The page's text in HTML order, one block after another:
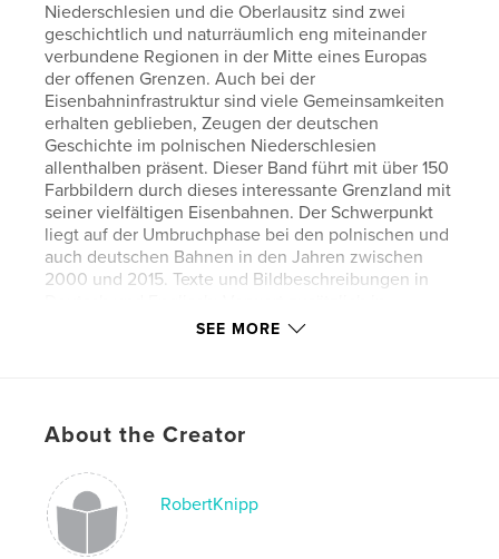
Niederschlesien und die Oberlausitz sind zwei
geschichtlich und naturräumlich eng miteinander
verbundene Regionen in der Mitte eines Europas
der offenen Grenzen. Auch bei der
Eisenbahninfrastruktur sind viele Gemeinsamkeiten
erhalten geblieben, Zeugen der deutschen
Geschichte im polnischen Niederschlesien
allenthalben präsent. Dieser Band führt mit über 150
Farbbildern durch dieses interessante Grenzland mit
seiner vielfältigen Eisenbahnen. Der Schwerpunkt
liegt auf der Umbruchphase bei den polnischen und
auch deutschen Bahnen in den Jahren zwischen
2000 und 2015. Texte und Bildbeschreibungen in
Primary Category: Coffee Table Books
Project Option:Standard Landscape, 10×8 in, 25×20
cm
# of Pages:
SEE MORE
About the Creator
RobertKnipp